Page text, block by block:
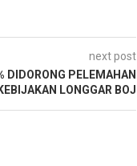
next post
DIDORONG PELEMAHAN
LONGGAR BOJ